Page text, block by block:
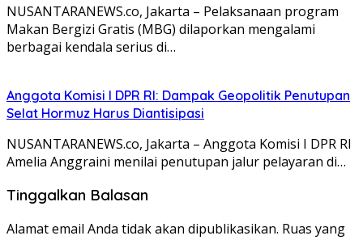
NUSANTARANEWS.co, Jakarta – Pelaksanaan program
Makan Bergizi Gratis (MBG) dilaporkan mengalami
berbagai kendala serius di…
Anggota Komisi I DPR RI: Dampak Geopolitik Penutupan
Selat Hormuz Harus Diantisipasi
NUSANTARANEWS.co, Jakarta – Anggota Komisi I DPR RI
Amelia Anggraini menilai penutupan jalur pelayaran di…
Tinggalkan Balasan
Alamat email Anda tidak akan dipublikasikan. Ruas yang